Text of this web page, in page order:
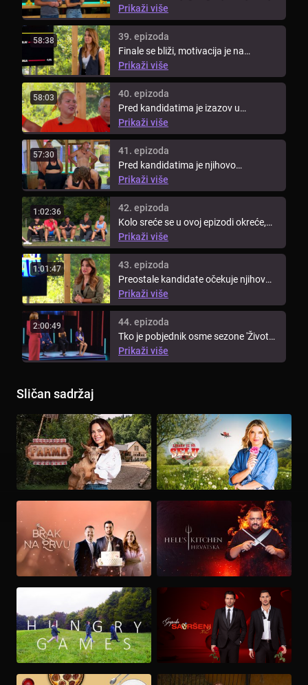
napušta jedan kandidat.
Prikaži više
58:38
39. epizoda
Finale se bliži, motivacija je na
vrhuncu. Kandidati idu na makeover.
Prikaži više
58:03
40. epizoda
Pred kandidatima je izazov u
vinogradu.
Prikaži više
57:30
41. epizoda
Pred kandidatima je njihovo
predzadnje vaganje prije finala.
Prikaži više
1:02:36
42. epizoda
Kolo sreće se u ovoj epizodi okreće,
dok ih na stolu čeka jedno ...
Prikaži više
1:01:47
43. epizoda
Preostale kandidate očekuje njihov
posljednji trening. Posljednje ...
Prikaži više
2:00:49
44. epizoda
Tko je pobjednik osme sezone 'Života
na vagi'? Saznaj tko je odnio ...
Prikaži više
Sličan sadržaj